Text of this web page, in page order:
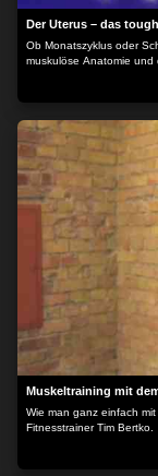
Der Uterus – das
Ob Monatszyklus oder
muskulöse Anatomie und
Muskeltraining mit
Wie man ganz einfach
Fitnesstrainer Tim Bertko.